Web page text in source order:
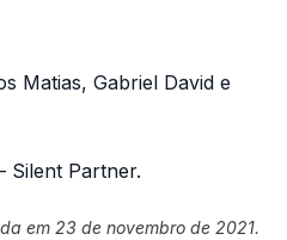
Matias, Gabriel David e
Silent Partner.
em 23 de novembro de 2021.